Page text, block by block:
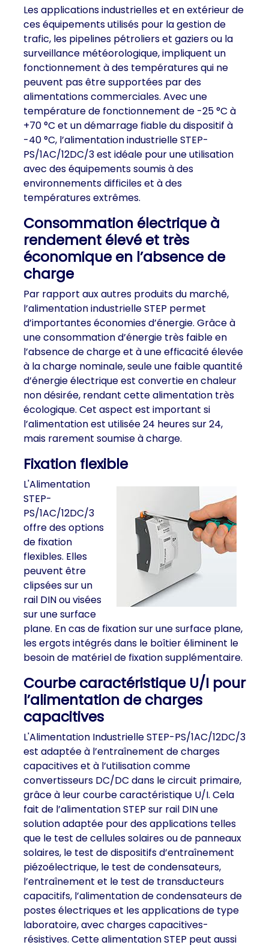
Les applications industrielles et en extérieur de
ces équipements utilisés pour la gestion de
trafic, les pipelines pétroliers et gaziers ou la
surveillance météorologique, impliquent un
fonctionnement à des températures qui ne
peuvent pas être supportées par des
alimentations commerciales. Avec une
température de fonctionnement de -25 °C à
+70 °C et un démarrage fiable du dispositif à
-40 °C, l’alimentation industrielle STEP-
PS/1AC/12DC/3 est idéale pour une utilisation
avec des équipements soumis à des
environnements difficiles et à des
températures extrêmes.
Consommation électrique à
rendement élevé et très
économique en l’absence de
charge
Par rapport aux autres produits du marché,
l’alimentation industrielle STEP permet
d’importantes économies d’énergie. Grâce à
une consommation d’énergie très faible en
l’absence de charge et à une efficacité élevée
à la charge nominale, seule une faible quantité
d’énergie électrique est convertie en chaleur
non désirée, rendant cette alimentation très
écologique. Cet aspect est important si
l’alimentation est utilisée 24 heures sur 24,
mais rarement soumise à charge.
Fixation flexible
L'Alimentation
STEP-
PS/1AC/12DC/3
offre des options
de fixation
flexibles. Elles
peuvent être
clipsées sur un
rail DIN ou visées
sur une surface
plane. En cas de fixation sur une surface plane,
les ergots intégrés dans le boîtier éliminent le
besoin de matériel de fixation supplémentaire.
Courbe caractéristique U/I pour
l’alimentation de charges
capacitives
L'Alimentation Industrielle STEP-PS/1AC/12DC/3
est adaptée à l’entraînement de charges
capacitives et à l’utilisation comme
convertisseurs DC/DC dans le circuit primaire,
grâce à leur courbe caractéristique U/I. Cela
fait de l’alimentation STEP sur rail DIN une
solution adaptée pour des applications telles
que le test de cellules solaires ou de panneaux
solaires, le test de dispositifs d’entraînement
piézoélectrique, le test de condensateurs,
l’entraînement et le test de transducteurs
capacitifs, l’alimentation de condensateurs de
postes électriques et les applications de type
laboratoire, avec charges capacitives-
résistives. Cette alimentation STEP peut aussi